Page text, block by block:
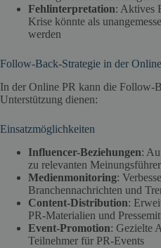
Fehlinterpretation: Aktives
Krise könnte als
werden
Follow-Back-Strategie in der
In der Online PR kann die Follow-
Unterstützung dienen:
Einsatzmöglichkeiten
Influencer-Beziehungen:
zu relevanten
Medienmonitoring:
Branchennachrichten und
Content-Distribution:
PR-Materialien und
Event-Promotion: Gezielte
Teilnehmer für PR-Events